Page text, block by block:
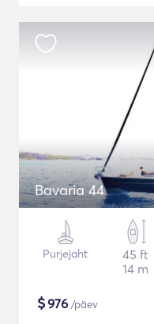
Bavaria 44
Purjejaht
45 ft
14 m
$976 /päev